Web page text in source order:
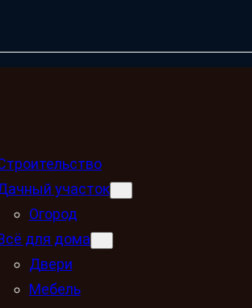
участок
Огород
для дома
Двери
Мебель